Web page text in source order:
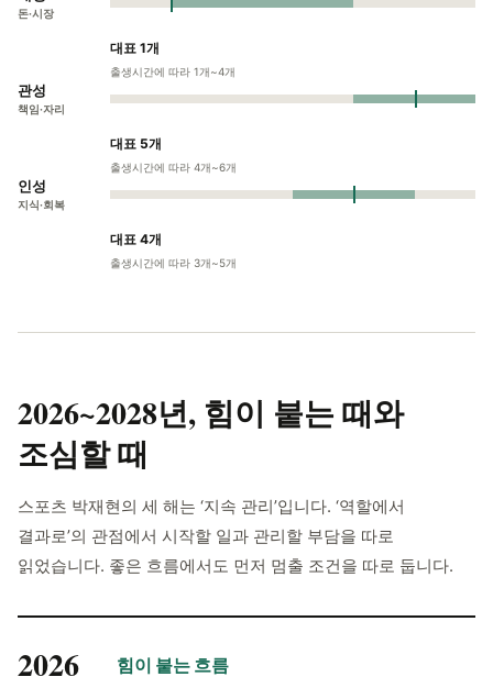
돈·시장
대표 1개
출생시간에 따라 1개~4개
관성
책임·자리
대표 5개
출생시간에 따라 4개~6개
인성
지식·회복
대표 4개
출생시간에 따라 3개~5개
2026~2028년, 힘이 붙는 때와
조심할 때
스포츠 박재현의 세 해는 ‘지속 관리’입니다. ‘역할에서
결과로’의 관점에서 시작할 일과 관리할 부담을 따로
읽었습니다. 좋은 흐름에서도 먼저 멈출 조건을 따로 둡니다.
2026 힘이 붙는 흐름